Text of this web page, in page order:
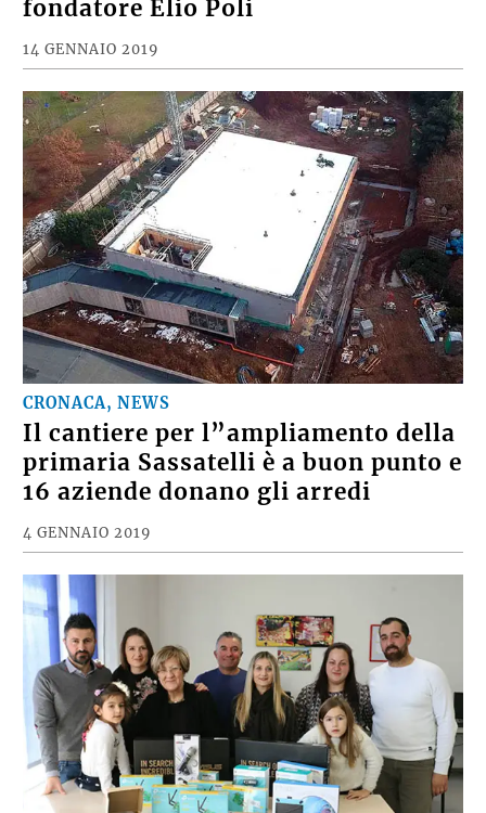
fondatore Elio Poli
14 GENNAIO 2019
CRONACA, NEWS
Il cantiere per l”ampliamento della
primaria Sassatelli è a buon punto e
16 aziende donano gli arredi
4 GENNAIO 2019